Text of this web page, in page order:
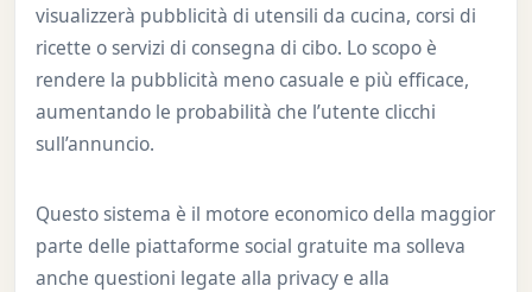
visualizzerà pubblicità di utensili da cucina, corsi di
ricette o servizi di consegna di cibo. Lo scopo è
rendere la pubblicità meno casuale e più efficace,
aumentando le probabilità che l’utente clicchi
sull’annuncio.
Questo sistema è il motore economico della maggior
parte delle piattaforme social gratuite ma solleva
anche questioni legate alla privacy e alla